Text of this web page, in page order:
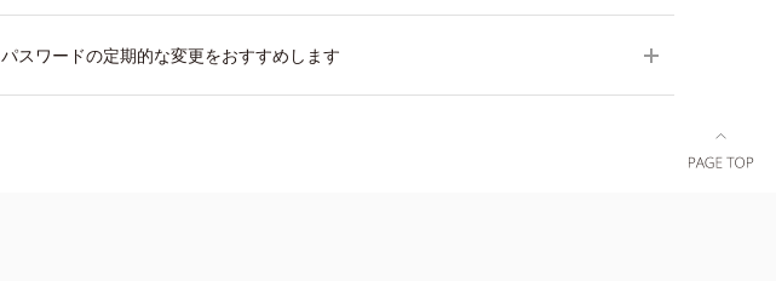
パスワードの定期的な変更をおすすめします